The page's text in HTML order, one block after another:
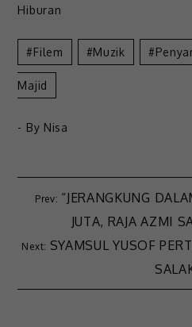
Hiburan
Filem Muzik
Majid
- By Nisa
“JERANGKUNG
JUTA, RAJA AZMI
SYAMSUL YUSOF